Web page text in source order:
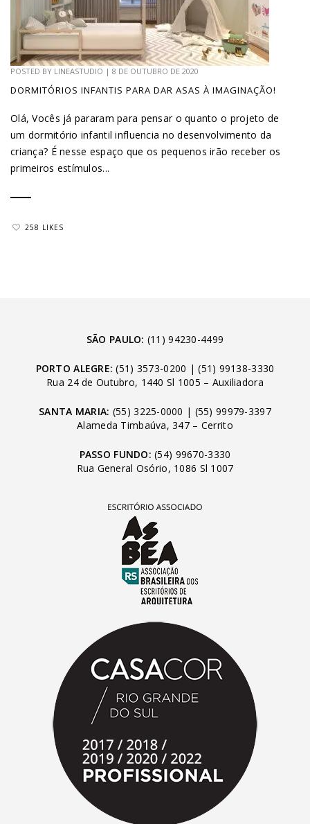
POSTED BY LINEASTUDIO | 8 DE OUTUBRO DE 2020
DORMITÓRIOS INFANTIS PARA DAR ASAS À IMAGINAÇÃO!
Olá, Vocês já pararam para pensar o quanto o projeto de
um dormitório infantil influencia no desenvolvimento da
criança? É nesse espaço que os pequenos irão receber os
primeiros estímulos...
258 LIKES
SÃO PAULO: (11) 94230-4499
PORTO ALEGRE: (51) 3573-0200 |(51) 99138-3330
Rua 24 de Outubro, 1440 Sl 1005 – Auxiliadora
SANTA MARIA: (55) 3225-0000 | (55) 99979-3397
Alameda Timbaúva, 347 – Cerrito
PASSO FUNDO: (54) 99670-3330
Rua General Osório, 1086 Sl 1007